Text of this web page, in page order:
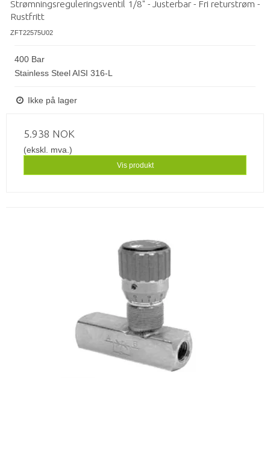
Strømningsreguleringsventil 1/8" - Justerbar - Fri returstrøm -
Rustfritt
ZFT22575U02
400 Bar
Stainless Steel AISI 316-L
Ikke på lager
5.938 NOK
(ekskl. mva.)
Vis produkt